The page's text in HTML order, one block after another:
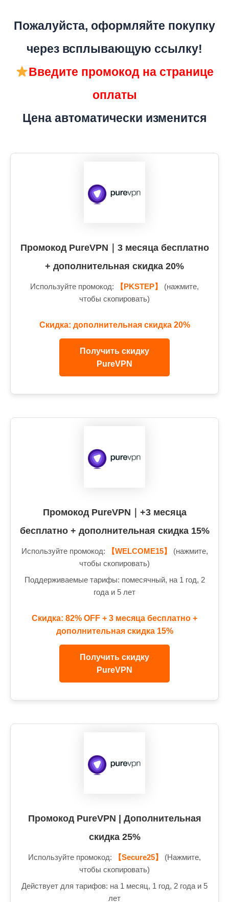
Пожалуйста, оформляйте покупку
через всплывающую ссылку!
Введите промокод на странице
оплаты
Цена автоматически изменится
Промокод PureVPN｜3 месяца бесплатно
+ дополнительная скидка 20%
Используйте промокод: 【PKSTEP】
(нажмите,
чтобы скопировать)
Скидка: дополнительная скидка 20%
Получить скидку
PureVPN
Промокод PureVPN｜+3 месяца
бесплатно + дополнительная скидка 15%
Используйте промокод: 【WELCOME15】
(нажмите,
чтобы скопировать)
Поддерживаемые тарифы: помесячный, на 1 год, 2
года и 5 лет
Скидка: 82% OFF + 3 месяца бесплатно +
дополнительная скидка 15%
Получить скидку
PureVPN
Промокод PureVPN | Дополнительная
скидка 25%
Используйте промокод: 【Secure25】
(Нажмите,
чтобы скопировать)
Действует для тарифов: на 1 месяц, 1 год, 2 года и 5
лет